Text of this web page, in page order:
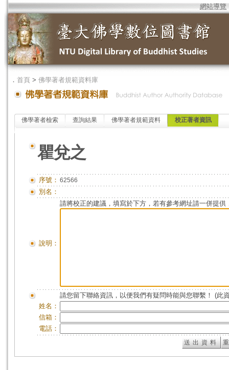
網站導覽
． 首頁 > 佛學著者規範資料庫
佛學著者檢索 查詢結果 佛學著者規範資料 校正著者資訊
瞿兌之
序號： 62566
別名：
說明：
請將校正的建議，填寫於下方，若有參考網址請一併提供
請您留下聯絡資訊，以便我們有疑問時能與您聯繫！ (此
姓名：
信箱：
電話：